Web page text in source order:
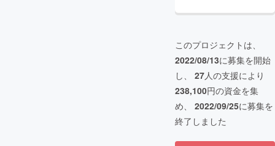
このプロジェクトは、
2022/08/13に募集を開始
し、 27人の支援により
238,100円の資金を集
め、 2022/09/25に募集を
終了しました